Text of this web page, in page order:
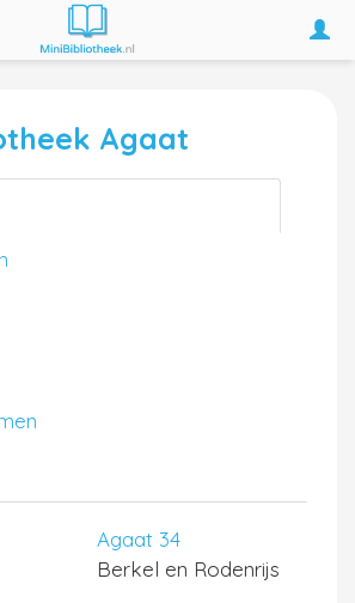
Agaat
Agaat 34
Berkel en Rodenrijs